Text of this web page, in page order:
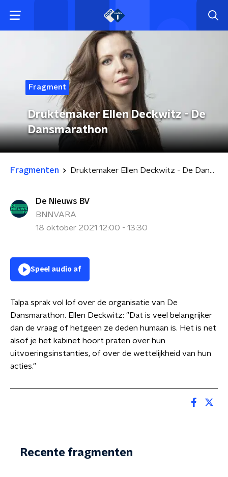
Fragment
Druktemaker Ellen Deckwitz - De
Dansmarathon
Fragmenten Druktemaker Ellen Deckwitz - De Dansmarathon
De Nieuws BV
BNNVARA
18 oktober 2021 12:00 - 13:30
Speel audio af
Talpa sprak vol lof over de organisatie van De
Dansmarathon. Ellen Deckwitz: "Dat is veel belangrijker
dan de vraag of hetgeen ze deden humaan is. Het is net
alsof je het kabinet hoort praten over hun
uitvoeringsinstanties, of over de wettelijkheid van hun
acties."
Recente fragmenten